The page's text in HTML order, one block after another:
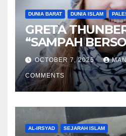
DUNIA BARAT DUNIA ISLAM
GRETA
“SAMPAH
OCTOBER 7, 2025
COMMENTS
AL-IRSYAD SEJARAH ISLAM